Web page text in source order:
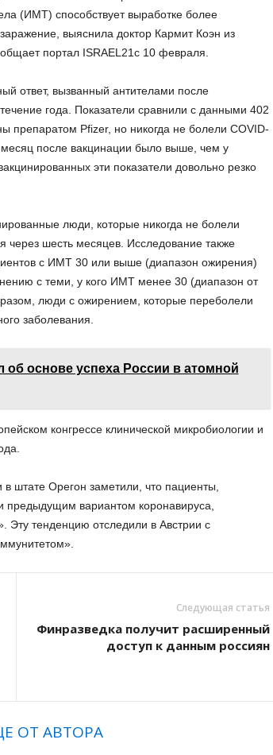
(ИМТ) способствует выработке более
выяснила доктор Кармит Коэн из
портал ISRAEL21c 10 февраля.
ответ, вызванный антителами после
года. Показатели сравнили с данными 402
препаратом Pfizer, но никогда не болели COVID-
месяц после вакцинации было выше, чем у
эти показатели довольно резко
люди, которые никогда не болели
через шесть месяцев. Исследование также
с ИМТ 30 или выше (диапазон ожирения)
с теми, у кого ИМТ менее 30 (диапазон от
люди с ожирением, которые переболели
заболевания.
об основе успеха России в атомной
конгрессе клинической микробиологии и
штате Орегон заметили, что пациенты,
предыдущим вариантом коронавируса,
Эту тенденцию отследили в Австрии с
Следующая статья
Финразведка получит расширенный
доступ к данным россиян
ОТ АВТОРА